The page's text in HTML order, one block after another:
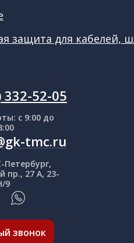
с 9:00 до
Петербург,
пр., 27 А, 23-
9
звонок
tmc.ru
332-52-05
защита для кабелей,